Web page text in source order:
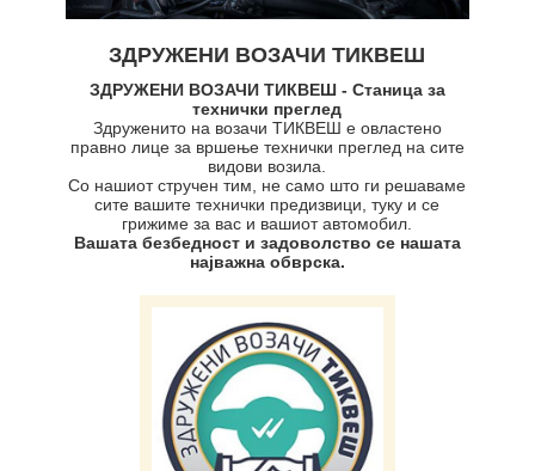
ЗДРУЖЕНИ ВОЗАЧИ ТИКВЕШ
ЗДРУЖЕНИ ВОЗАЧИ ТИКВЕШ - Станица за
технички преглед
Здруженито на возачи ТИКВЕШ е овластенo
правно лице за вршење технички преглед на сите
видови возила.
Со нашиот стручен тим, не само што ги решаваме
сите вашите технички предизвици, туку и се
грижиме за вас и вашиот автомобил.
Вашата безбедност и задоволство се нашата
најважна обврска.